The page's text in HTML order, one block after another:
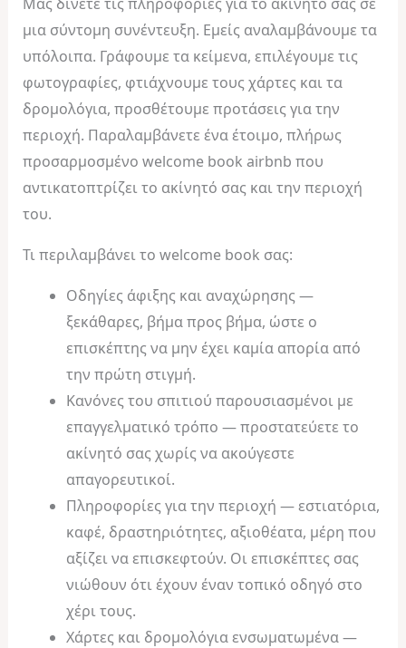
μια σύντομη συνέντευξη. Εμείς αναλαμβάνουμε τα
υπόλοιπα. Γράφουμε τα κείμενα, επιλέγουμε τις
φωτογραφίες, φτιάχνουμε τους χάρτες και τα
δρομολόγια, προσθέτουμε προτάσεις για την
περιοχή. Παραλαμβάνετε ένα έτοιμο, πλήρως
προσαρμοσμένο welcome book airbnb που
αντικατοπτρίζει το ακίνητό σας και την περιοχή
του.
Τι περιλαμβάνει το welcome book σας:
Οδηγίες άφιξης και αναχώρησης —
ξεκάθαρες, βήμα προς βήμα, ώστε ο
επισκέπτης να μην έχει καμία απορία από
την πρώτη στιγμή.
Κανόνες του σπιτιού παρουσιασμένοι με
επαγγελματικό τρόπο — προστατεύετε το
ακίνητό σας χωρίς να ακούγεστε
απαγορευτικοί.
Πληροφορίες για την περιοχή — εστιατόρια,
καφέ, δραστηριότητες, αξιοθέατα, μέρη που
αξίζει να επισκεφτούν. Οι επισκέπτες σας
νιώθουν ότι έχουν έναν τοπικό οδηγό στο
χέρι τους.
Χάρτες και δρομολόγια ενσωματωμένα —